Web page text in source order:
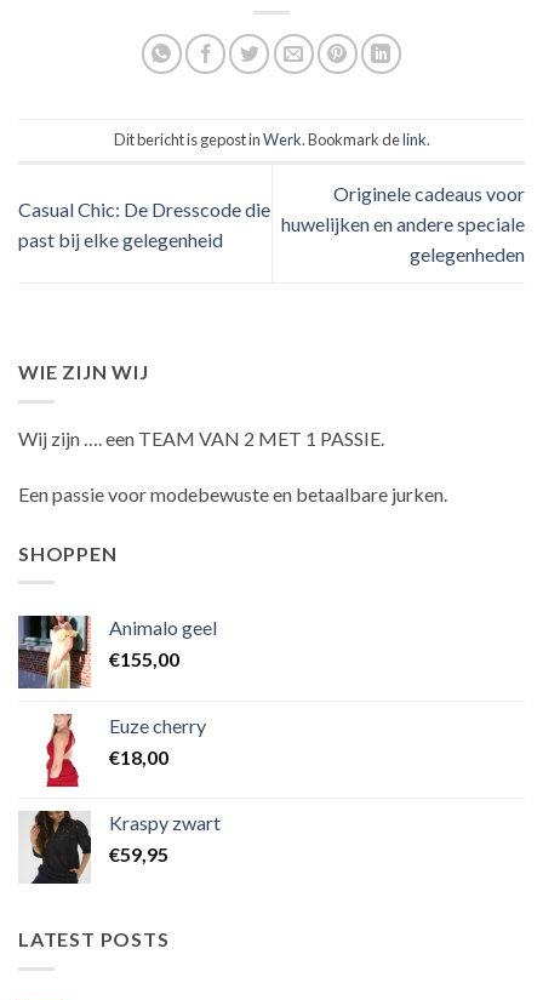
Dit bericht is gepost inWerk. Bookmark delink.
Casual Chic: De Dresscode die
past bij elke gelegenheid
Originele cadeaus voor
huwelijken en andere speciale
gelegenheden
WIE ZIJN WIJ
Wij zijn …. een TEAM VAN 2 MET 1 PASSIE.
Een passie voor modebewuste en betaalbare jurken.
SHOPPEN
Animalo geel
€155,00
Euze cherry
€18,00
Kraspy zwart
€59,95
LATEST POSTS